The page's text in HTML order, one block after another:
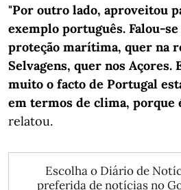
"Por outro lado, aproveitou
exemplo português. Falou-
proteção marítima, quer na
Selvagens, quer nos Açores.
muito o facto de Portugal
em termos de clima, porque
relatou.
Escolha o Diário de
preferida de notícias no